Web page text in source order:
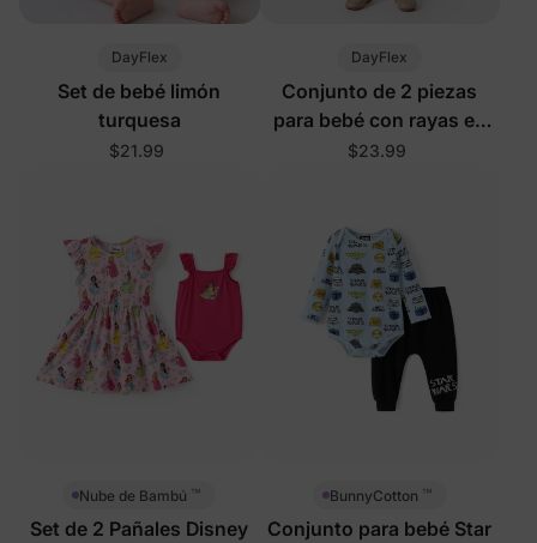
DayFlex
Set de bebé limón
turquesa
$21.99
DayFlex
Conjunto de 2 piezas
para bebé con rayas en
caqui
$23.99
Nube de Bambú ™
Set de 2 Pañales Disney
BunnyCotton ™
Conjunto para bebé Star